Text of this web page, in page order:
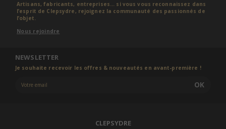
Artisans, fabricants, entreprises... si vous vous reconnaissez dans
l’esprit de Clepsydre, rejoignez la communauté des passionnés de
l’objet.
Nous rejoindre
NEWSLETTER
Je souhaite recevoir les offres & nouveautés en avant-première !
OK
CLEPSYDRE